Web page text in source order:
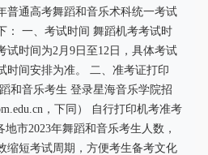
普通高考舞蹈和音乐术科统一考试
： 一、考试时间 舞蹈机考考试时
试时间为2月9日至12日，具体考试
时间安排为准。 二、准考证打印
和音乐考生 登录星海音乐学院招
，下同） 自行打印机考准考
市2023年舞蹈和音乐考生人数，
缩短考试周期，方便考生备考文化